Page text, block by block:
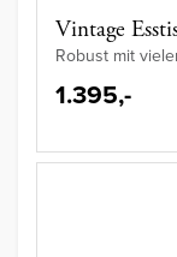
Vintage
Robust mit
1.395,-